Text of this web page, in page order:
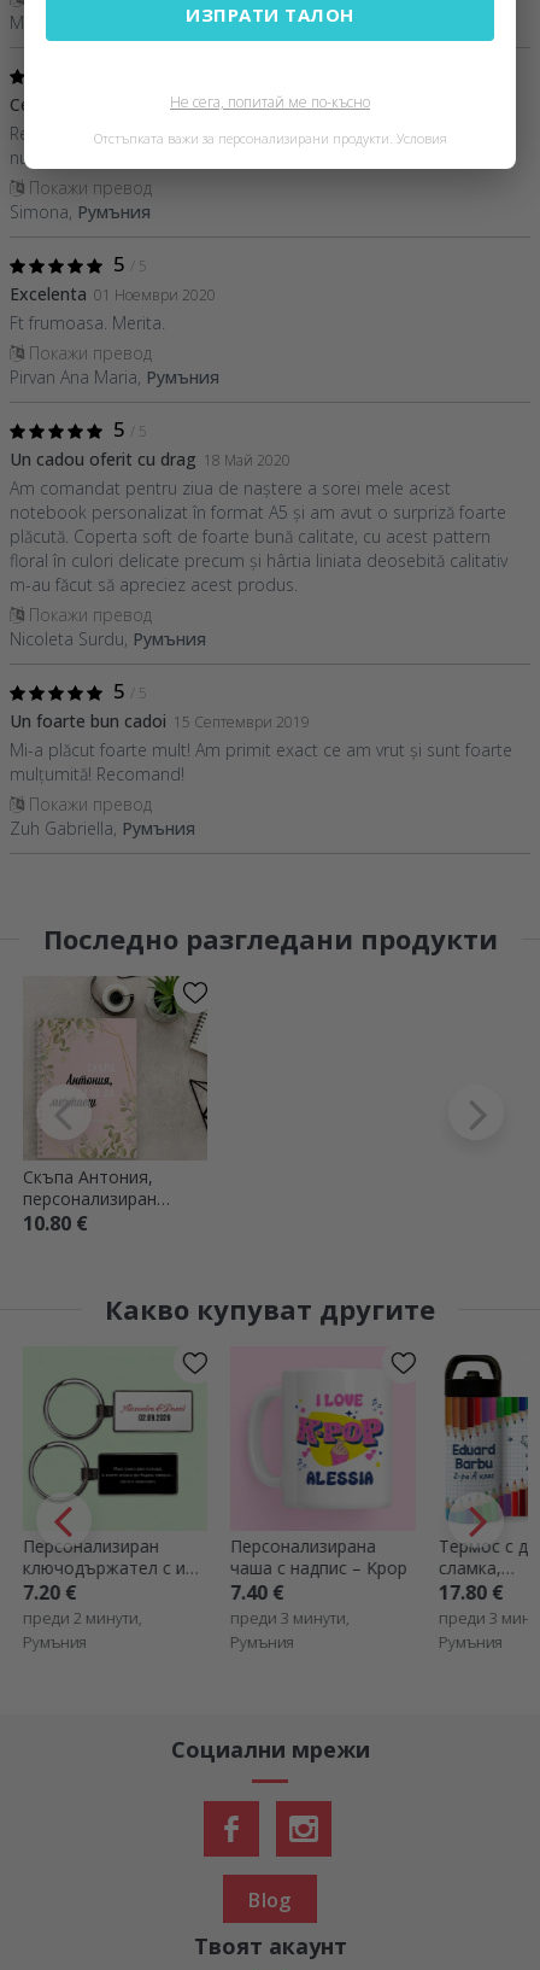
Monica,
Cel mai inspirat cadou 05 Декември 2020
Recomand acest cadou pentru toți cei care iubesc să scrie și nu
numai, este util pentru diverse însemnări!
Покажи превод
Simona, Румъния
5 / 5
Excelenta 01 Ноември 2020
Ft frumoasa. Merita.
Покажи превод
Pirvan Ana Maria, Румъния
5 / 5
Un cadou oferit cu drag 18 Май 2020
Am comandat pentru ziua de naștere a sorei mele acest
notebook personalizat în format A5 și am avut o surpriză foarte
plăcută. Coperta soft de foarte bună calitate, cu acest pattern
floral în culori delicate precum și hârtia liniata deosebită calitativ
m-au făcut să apreciez acest produs.
Покажи превод
Nicoleta Surdu, Румъния
5 / 5
Un foarte bun cadoi 15 Септември 2019
Mi-a plăcut foarte mult! Am primit exact ce am vrut și sunt foarte
mulțumită! Recomand!
Покажи превод
Zuh Gabriella, Румъния
Последно разгледани продукти
Скъпа Антония,
персонализиран
бележник с флорални
10.80 €
Какво купуват другите
Персонализиран
ключодържател с име
и послание
7.20 €
преди 2 минути,
Румъния
Персонализирана
чаша с надпис – Kpop
7.40 €
преди 3 минути,
Румъния
Термос с
сламка,
- Цветни
17.80 €
преди 3
Румъния
Социални мрежи
Blog
Твоят акаунт
ИЗПРАТИ ТАЛОН
Не сега, попитай ме по-късно
Отстъпката важи за персонализирани продукти. Условия